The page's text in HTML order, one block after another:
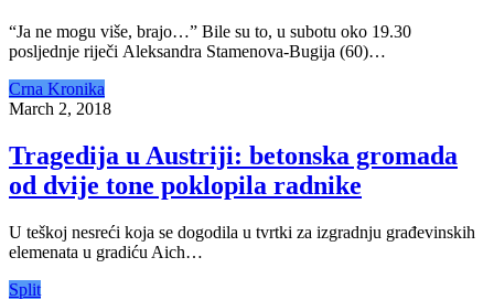
“Ja ne mogu više, brajo…” Bile su to, u subotu oko 19.30
posljednje riječi Aleksandra Stamenova-Bugija (60)…
Crna Kronika
March 2, 2018
Tragedija u Austriji: betonska gromada
od dvije tone poklopila radnike
U teškoj nesreći koja se dogodila u tvrtki za izgradnju građevinskih
elemenata u gradiću Aich…
Split